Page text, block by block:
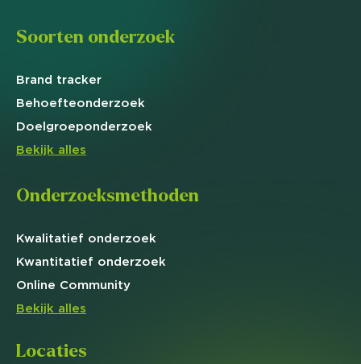
Soorten onderzoek
Brand tracker
Behoefteonderzoek
Doelgroeponderzoek
Bekijk alles
Onderzoeksmethoden
Kwalitatief onderzoek
Kwantitatief onderzoek
Online Community
Bekijk alles
Locaties